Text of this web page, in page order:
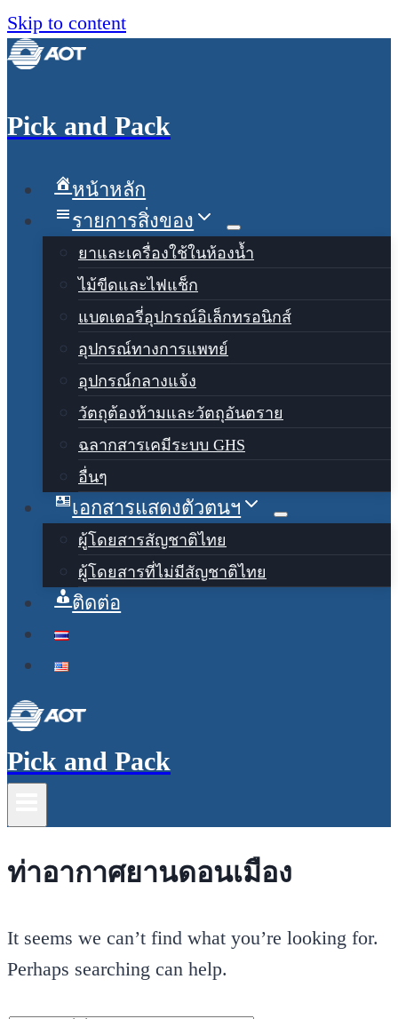
Skip to content
Pick and Pack
หน้าหลัก
รายการสิ่งของ
ยาและเครื่องใช้ในห้องน้ำ
ไม้ขีดและไฟแช็ก
แบตเตอรี่อุปกรณ์อิเล็กทรอนิกส์
อุปกรณ์ทางการแพทย์
อุปกรณ์กลางแจ้ง
วัตถุต้องห้ามและวัตถุอันตราย
ฉลากสารเคมีระบบ GHS
อื่นๆ
เอกสารแสดงตัวตนฯ
ผู้โดยสารสัญชาติไทย
ผู้โดยสารที่ไม่มีสัญชาติไทย
ติดต่อ
Pick and Pack
ท่าอากาศยานดอนเมือง
It seems we can’t find what you’re looking for.
Perhaps searching can help.